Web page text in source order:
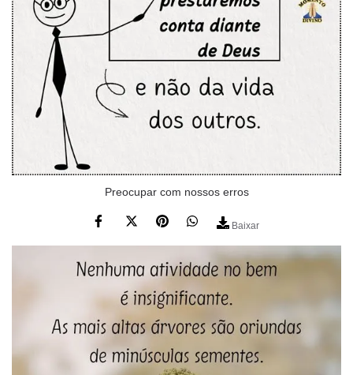
Preocupar com nossos erros
Baixar